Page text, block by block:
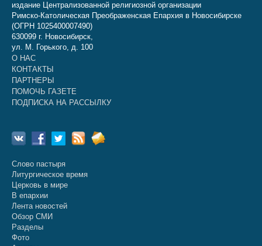
издание Централизованной религиозной организации
Римско-Католическая Преображенская Епархия в Новосибирске
(ОГРН 1025400007490)
630099 г. Новосибирск,
ул. М. Горького, д. 100
О НАС
КОНТАКТЫ
ПАРТНЕРЫ
ПОМОЧЬ ГАЗЕТЕ
ПОДПИСКА НА РАССЫЛКУ
Слово пастыря
Литургическое время
Церковь в мире
В епархии
Лента новостей
Обзор СМИ
Разделы
Фото